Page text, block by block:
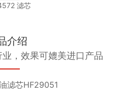
滤芯
介绍
，效果可媲美进口产品
滤芯HF29051